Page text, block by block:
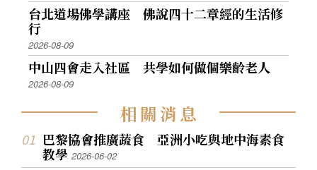
台北道場佛學講座 佛說四十二章經的生活修
行
2026-08-09
中山四會走入社區 共學如何做個樂齡老人
2026-08-09
相關消息
巴黎協會推廣蔬食 亞洲小吃與地中海素食
教學2026-06-02